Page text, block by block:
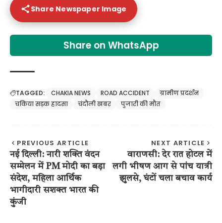
Share Newspaper Image
Share on WhatsApp
TAGGED: CHAKIA NEWS ROAD ACCIDENT
ग्रामीण प्रदर्शन
चकिया सड़क हादसा
चंदौली खबर पुजारी की मौत
PREVIOUS ARTICLE
नई दिल्ली: नारी शक्ति वंदन
सम्मेलन में PM मोदी का बड़ा
संदेश, महिला आर्थिक
भागीदारी सशक्त भारत की
कुंजी
NEXT ARTICLE
वाराणसी: देर रात होटल में
लगी भीषण आग से पांच यात्री
झुलसे, घंटों चला बचाव कार्य